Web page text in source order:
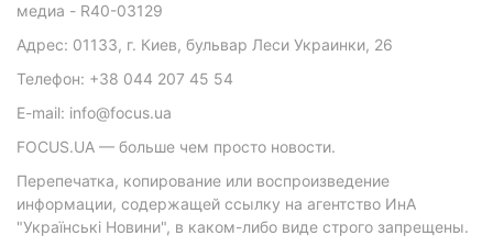
медиа - R40-03129
Адрес: 01133, г. Киев, бульвар Леси Украинки, 26
Телефон: +38 044 207 45 54
E-mail: info@focus.ua
FOCUS.UA — больше чем просто новости.
Перепечатка, копирование или воспроизведение
информации, содержащей ссылку на агентство ИнА
"Українські Новини", в каком-либо виде строго запрещены.